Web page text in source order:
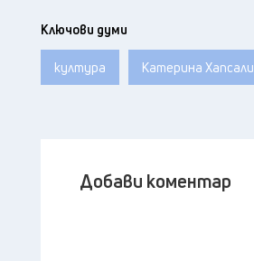
Ключови думи
култура Катерина Хапсали
Добави коментар